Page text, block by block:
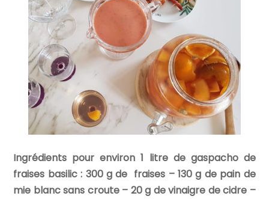
Ingrédients pour environ 1 litre de gaspacho de
fraises basilic : 300 g de fraises – 130 g de pain de
mie blanc sans croute – 20 g de vinaigre de cidre –